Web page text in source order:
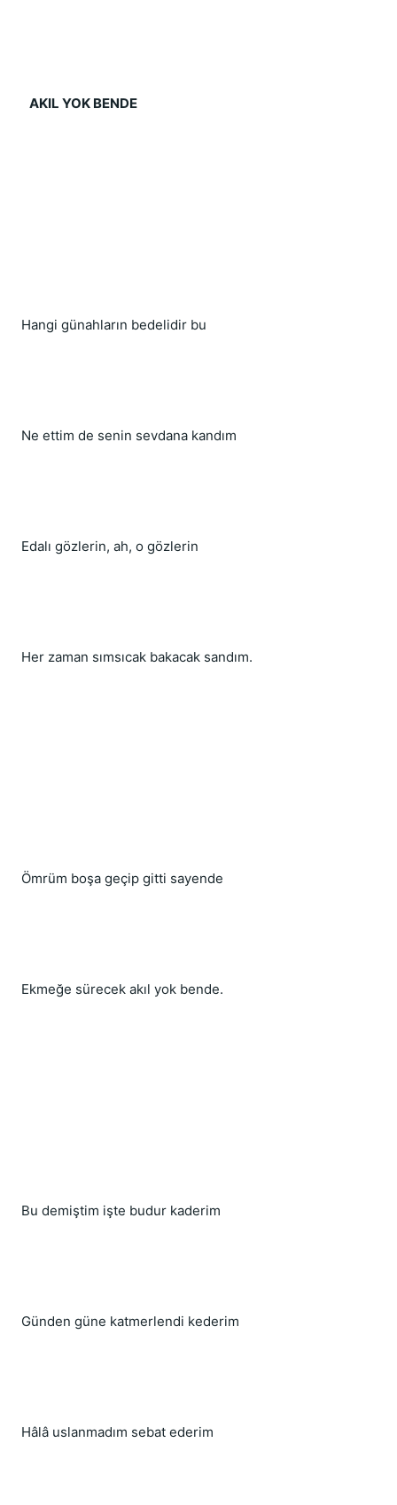
AKIL YOK BENDE
Hangi günahların bedelidir bu
Ne ettim de senin sevdana kandım
Edalı gözlerin, ah, o gözlerin
Her zaman sımsıcak bakacak sandım.
Ömrüm boşa geçip gitti sayende
Ekmeğe sürecek akıl yok bende.
Bu demiştim işte budur kaderim
Günden güne katmerlendi kederim
Hâlâ uslanmadım sebat ederim